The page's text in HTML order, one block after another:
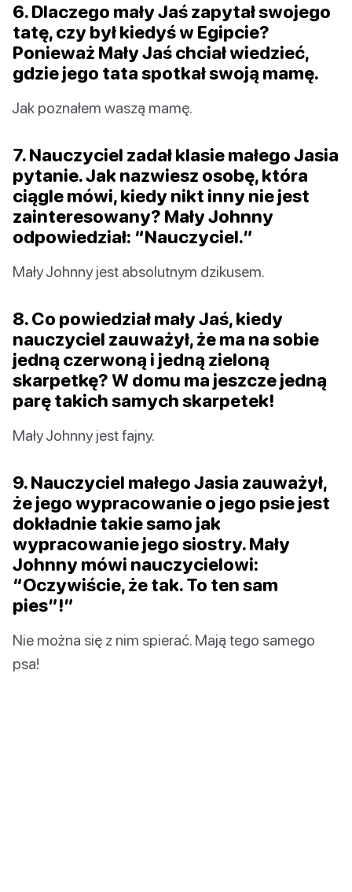
6. Dlaczego mały Jaś zapytał swojego
tatę, czy był kiedyś w Egipcie?
Ponieważ Mały Jaś chciał wiedzieć,
gdzie jego tata spotkał swoją mamę.
Jak poznałem waszą mamę.
7. Nauczyciel zadał klasie małego Jasia
pytanie. Jak nazwiesz osobę, która
ciągle mówi, kiedy nikt inny nie jest
zainteresowany? Mały Johnny
odpowiedział: “Nauczyciel.”
Mały Johnny jest absolutnym dzikusem.
8. Co powiedział mały Jaś, kiedy
nauczyciel zauważył, że ma na sobie
jedną czerwoną i jedną zieloną
skarpetkę? W domu ma jeszcze jedną
parę takich samych skarpetek!
Mały Johnny jest fajny.
9. Nauczyciel małego Jasia zauważył,
że jego wypracowanie o jego psie jest
dokładnie takie samo jak
wypracowanie jego siostry. Mały
Johnny mówi nauczycielowi:
“Oczywiście, że tak. To ten sam
pies”!”
Nie można się z nim spierać. Mają tego samego
psa!